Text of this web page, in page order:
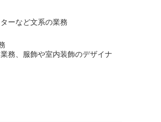
ーなど文系の業務
務、服飾や室内装飾のデザイナ